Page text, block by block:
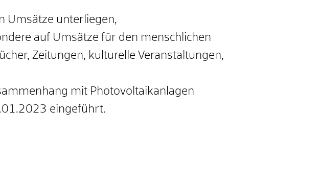
Umsätze unterliegen,
auf Umsätze für den menschlichen
Zeitungen, kulturelle Veranstaltungen,
mit Photovoltaikanlagen
eingeführt.